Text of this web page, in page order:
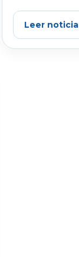
Leer noticia